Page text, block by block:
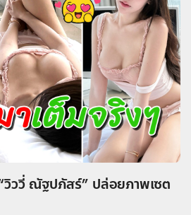
วิววี่ ณัฐปภัสร์” ปล่อยภาพเซต